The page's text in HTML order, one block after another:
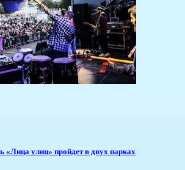
«Лица улиц» пройдет в двух парках